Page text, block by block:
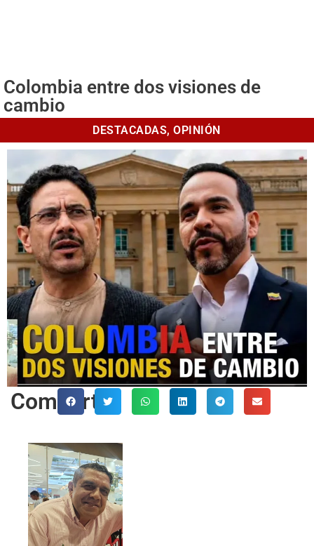
Colombia entre dos visiones de
cambio
DESTACADAS,OPINIÓN
Comparte